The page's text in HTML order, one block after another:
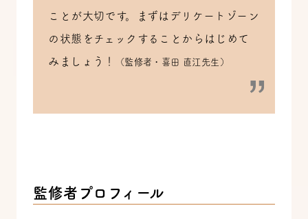
ことが大切です。まずはデリケートゾーン
の状態をチェックすることからはじめて
みましょう！ （監修者・喜田 直江先生）
監修者プロフィール